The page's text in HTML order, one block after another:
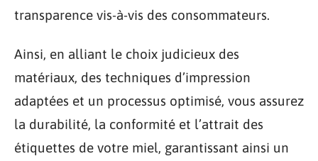
transparence vis-à-vis des consommateurs.
Ainsi, en alliant le choix judicieux des
matériaux, des techniques d’impression
adaptées et un processus optimisé, vous assurez
la durabilité, la conformité et l’attrait des
étiquettes de votre miel, garantissant ainsi un